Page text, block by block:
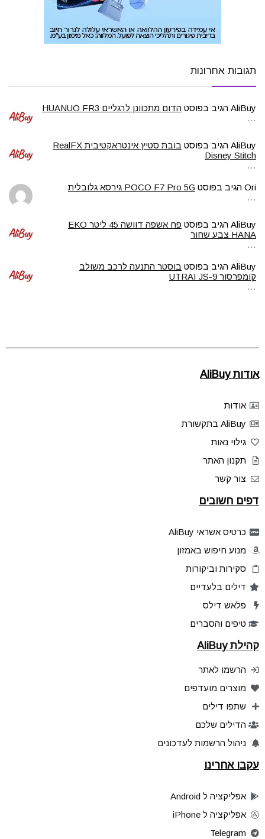
תגובות אחרונות
AliBuy הגיב בפוסט הדום מתכוונן לרגליים HUANUO FR3
…
AliBuy הגיב בפוסט
בובת סטיץ אינטראקטיבית RealFX
Disney Stitch
…
Ori הגיב בפוסט POCO F7 Pro 5G גירסא גלובלית
…
AliBuy הגיב בפוסט
פח אשפה דוושה 45 ליטר EKO
HANA צבע שחור
…
AliBuy הגיב בפוסט בוסטר התנעה לרכב משולב
קומפרסור UTRAI JS-9
…
אודות AliBuy
אודות
AliBuy בתקשורת
גילוי נאות
תקנון האתר
צור קשר
דפים חשובים
כרטיס אשראי AliBuy
מנוע חיפוש באמזון
סקירות וביקורות
דילים בלעדיים
פלאש דילס
טיפים והסברים
קהילת AliBuy
הרשמו לאתר
מוצרים מועדפים
שתפו דילים
הדילים שלכם
ניהול הרשמות לעדכונים
עקבו אחרינו
אפליקציה ל Android
אפליקציה ל iPhone
Telegram